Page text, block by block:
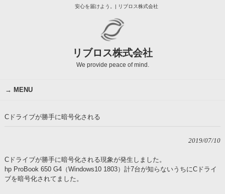
安心を届けよう。| リブロス株式会社
リブロス株式会社
We provide peace of mind.
MENU
Cドライブが勝手に暗号化される
2019/07/10
Cドライブが勝手に暗号化される現象が発生しました。
hp ProBook 650 G4（Windows10 1803）計7台が知らないうちにCドライ
ブを暗号化されてました。